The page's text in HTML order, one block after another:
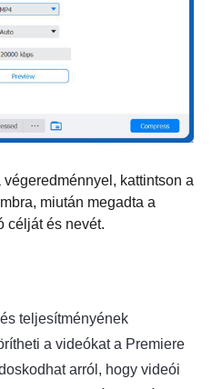
végeredménnyel, kattintson a
miután megadta a
célját és nevét.
teljesítményének
a videókat a Premiere
arról, hogy videói